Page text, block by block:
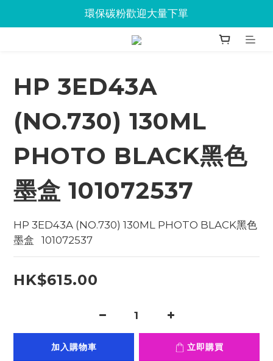
Jabra會議設備企業優惠已抵達Union
環保碳粉歡迎大量下單
Jabra會議設備企業優惠已抵達Union
HP 3ED43A
(NO.730) 130ML
PHOTO BLACK黑色
墨盒 101072537
HP 3ED43A (NO.730) 130ML PHOTO BLACK黑色
墨盒   101072537
HK$615.00
加入購物車 立即購買